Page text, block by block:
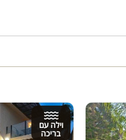
וילה עם
בריכה